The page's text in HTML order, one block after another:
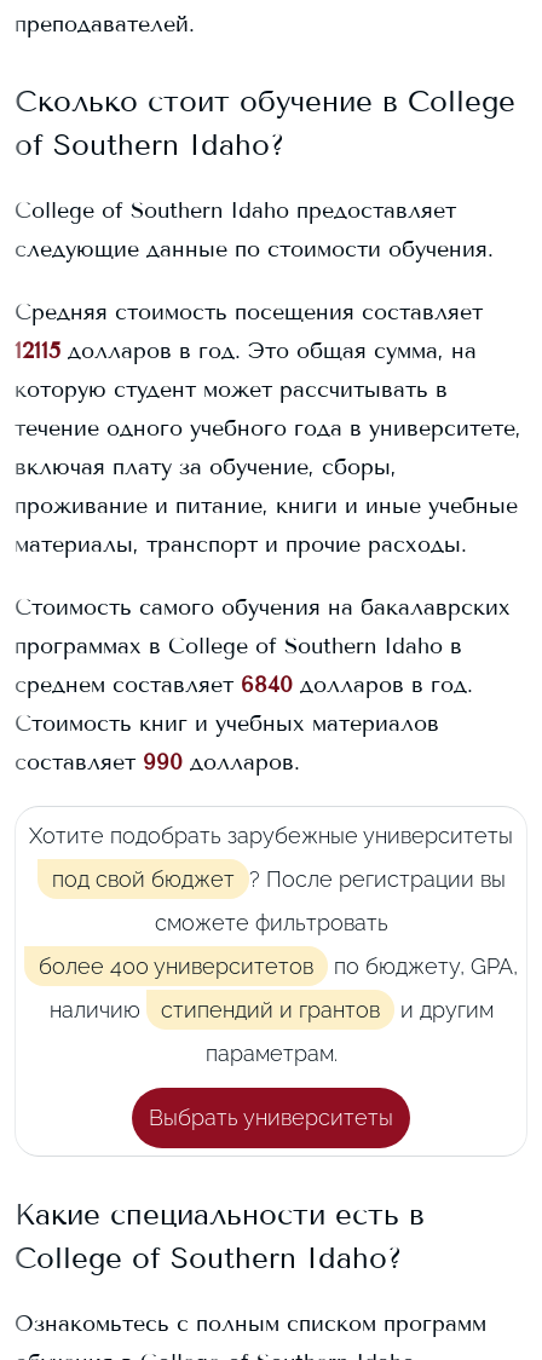
преподавателей.
Сколько стоит обучение в College
of Southern Idaho?
College of Southern Idaho предоставляет
следующие данные по стоимости обучения.
Средняя стоимость посещения составляет
12115 долларов в год. Это общая сумма, на
которую студент может рассчитывать в
течение одного учебного года в университете,
включая плату за обучение, сборы,
проживание и питание, книги и иные учебные
материалы, транспорт и прочие расходы.
Стоимость самого обучения на бакалаврских
программах в College of Southern Idaho в
среднем составляет 6840 долларов в год.
Стоимость книг и учебных материалов
составляет 990 долларов.
Хотите подобрать зарубежные университеты
под свой бюджет ? После регистрации вы
сможете фильтровать
более 400 университетов
по бюджету, GPA,
наличию
стипендий и грантов и другим
параметрам.
Выбрать университеты
Какие специальности есть в
College of Southern Idaho?
Ознакомьтесь с полным списком программ